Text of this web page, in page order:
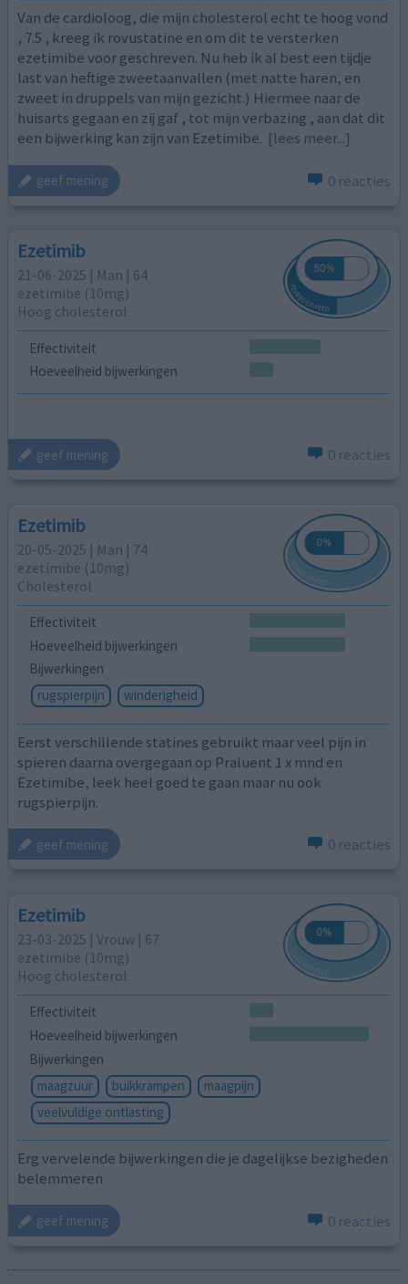
Van de cardioloog, die mijn cholesterol echt te hoog vond
, 7.5 , kreeg ik rovustatine en om dit te versterken
ezetimibe voor geschreven. Nu heb ik al best een tijdje
last van heftige zweetaanvallen (met natte haren, en
zweet in druppels van mijn gezicht.) Hiermee naar de
huisarts gegaan en zij gaf , tot mijn verbazing , aan dat dit
een bijwerking kan zijn van Ezetimibe. [lees meer...]
geef mening 0 reacties
Ezetimib
21-06-2025 | Man | 64
ezetimibe (10mg)
Hoog cholesterol
Effectiviteit
Hoeveelheid bijwerkingen
geef mening 0 reacties
Ezetimib
20-05-2025 | Man | 74
ezetimibe (10mg)
Cholesterol
Effectiviteit
Hoeveelheid bijwerkingen
Bijwerkingen
rugspierpijn
winderigheid
Eerst verschillende statines gebruikt maar veel pijn in
spieren daarna overgegaan op Praluent 1 x mnd en
Ezetimibe, leek heel goed te gaan maar nu ook
rugspierpijn.
geef mening 0 reacties
Ezetimib
23-03-2025 | Vrouw | 67
ezetimibe (10mg)
Hoog cholesterol
Effectiviteit
Hoeveelheid bijwerkingen
Bijwerkingen
maagzuur
buikkrampen
maagpijn
veelvuldige ontlasting
Erg vervelende bijwerkingen die je dagelijkse bezigheden
belemmeren
geef mening 0 reacties